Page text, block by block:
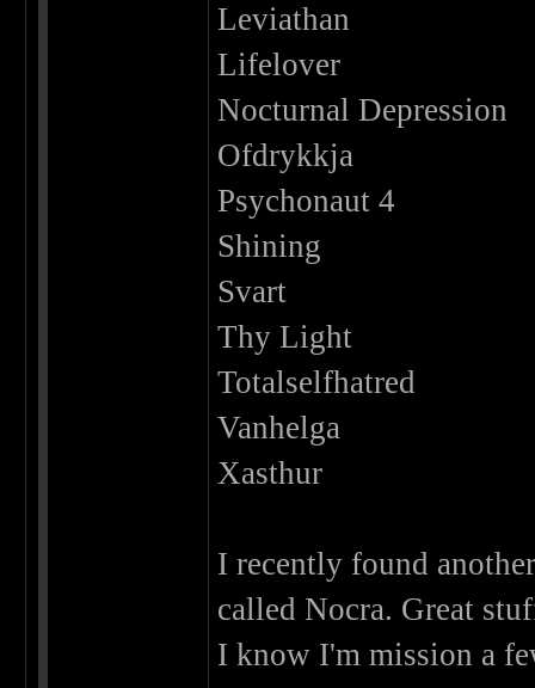
Leviathan
Lifelover
Nocturnal Depression
Ofdrykkja
Psychonaut 4
Shining
Svart
Thy Light
Totalselfhatred
Vanhelga
Xasthur
I recently found
called Nocra. Great
I know I'm mission a